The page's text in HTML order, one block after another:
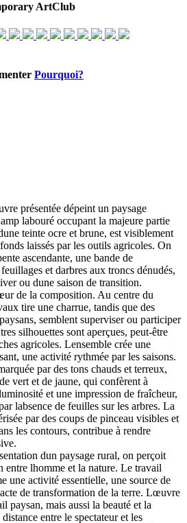
ArtClub
Pourquoi?
présentée dépeint un paysage
labouré occupant la majeure partie
teinte ocre et brune, est visiblement
laissés par les outils agricoles. On
ascendante, une bande de
et darbres aux troncs dénudés,
ou dune saison de transition.
de la composition. Au centre du
tire une charrue, tandis que des
semblent superviser ou participer
silhouettes sont aperçues, peut-être
agricoles. Lensemble crée une
une activité rythmée par les saisons.
par des tons chauds et terreux,
vert et de jaune, qui confèrent à
et une impression de fraîcheur,
labsence de feuilles sur les arbres. La
par des coups de pinceau visibles et
les contours, contribue à rendre
dun paysage rural, on perçoit
entre lhomme et la nature. Le travail
une activité essentielle, une source de
de transformation de la terre. Lœuvre
paysan, mais aussi la beauté et la
entre le spectateur et les